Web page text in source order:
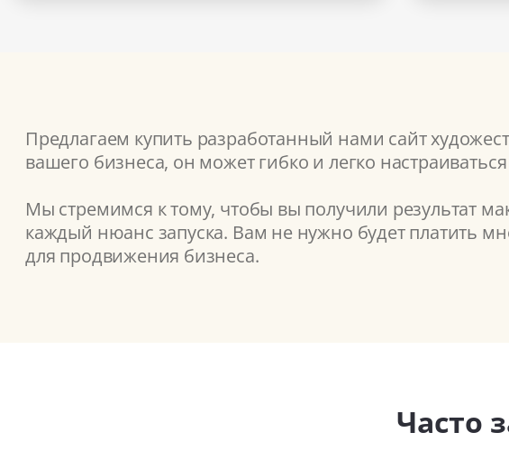
Предлагаем купить разработанный нами сайт
вашего бизнеса, он может гибко и легко
Мы стремимся к тому, чтобы вы получили результат
каждый нюанс запуска. Вам не нужно будет платить
для продвижения бизнеса.
Часто